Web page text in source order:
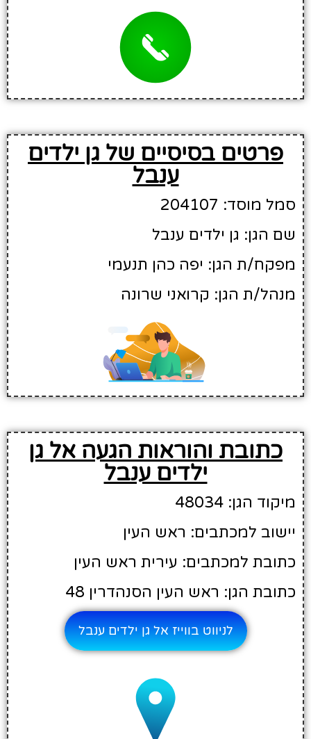
פרטים בסיסיים של גן ילדים
ענבל
סמל מוסד: 204107
שם הגן: גן ילדים ענבל
מפקח/ת הגן: יפה כהן תנעמי
מנהל/ת הגן: קרואני שרונה
כתובת והוראות הגעה אל גן
ילדים ענבל
מיקוד הגן: 48034
יישוב למכתבים: ראש העין
כתובת למכתבים: עירית ראש העין
כתובת הגן: ראש העין הסנהדרין 48
לניווט בווייז אל גן ילדים ענבל